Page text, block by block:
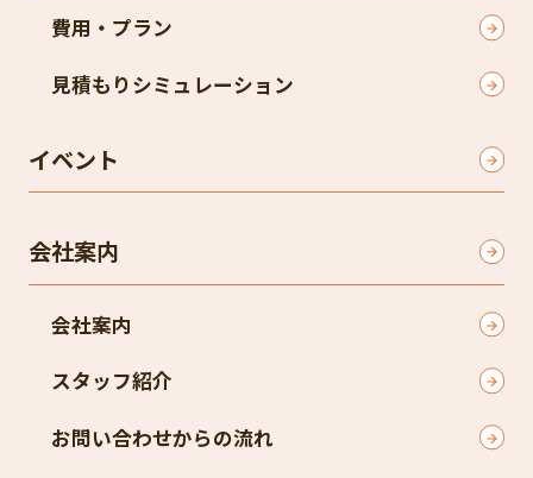
費用・プラン
見積もりシミュレーション
イベント
会社案内
会社案内
スタッフ紹介
お問い合わせからの流れ